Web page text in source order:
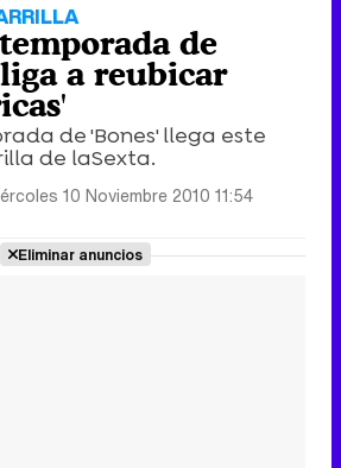
de
a reubicar
de 'Bones' llega este
de laSexta.
10 Noviembre 2010 11:54
Eliminar anuncios